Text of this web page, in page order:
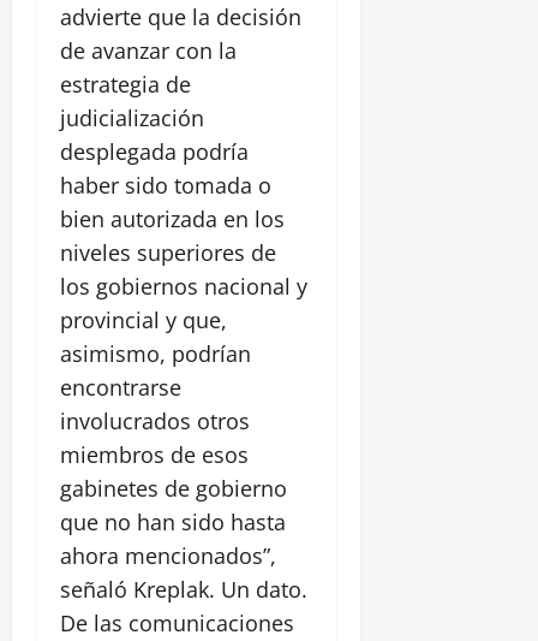
advierte que la decisión
de avanzar con la
estrategia de
judicialización
desplegada podría
haber sido tomada o
bien autorizada en los
niveles superiores de
los gobiernos nacional y
provincial y que,
asimismo, podrían
encontrarse
involucrados otros
miembros de esos
gabinetes de gobierno
que no han sido hasta
ahora mencionados”,
señaló Kreplak. Un dato.
De las comunicaciones